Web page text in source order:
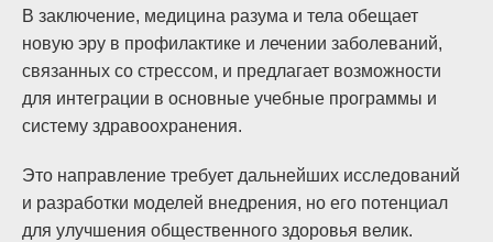
В заключение, медицина разума и тела обещает
новую эру в профилактике и лечении заболеваний,
связанных со стрессом, и предлагает возможности
для интеграции в основные учебные программы и
систему здравоохранения.
Это направление требует дальнейших исследований
и разработки моделей внедрения, но его потенциал
для улучшения общественного здоровья велик.